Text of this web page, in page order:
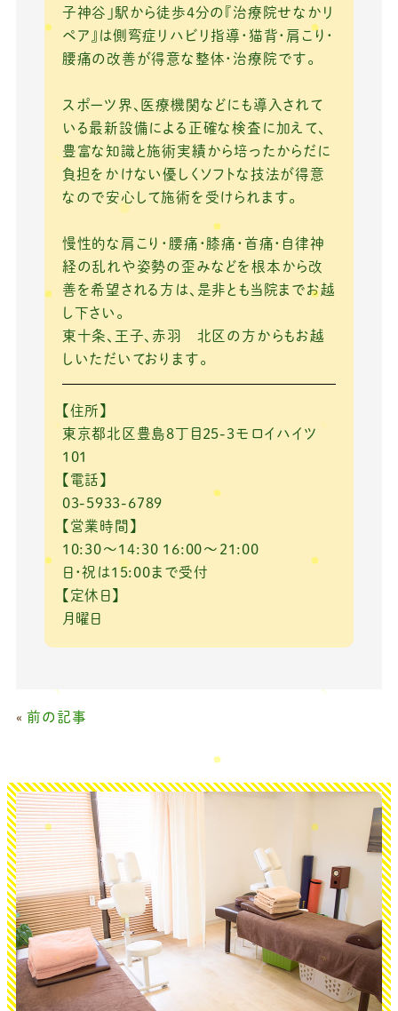
o
o
k
子神谷」駅から徒歩4分の『治療院せなかリ
ペア』は側弯症リハビリ指導・猫背・肩こり・
腰痛の改善が得意な整体・治療院です。
スポーツ界、医療機関などにも導入されて
いる最新設備による正確な検査に加えて、
豊富な知識と施術実績から培ったからだに
負担をかけない優しくソフトな技法が得意
なので安心して施術を受けられます。
慢性的な肩こり・腰痛・膝痛・首痛・自律神
経の乱れや姿勢の歪みなどを根本から改
善を希望される方は、是非とも当院までお越
し下さい。
東十条、王子、赤羽 北区の方からもお越
しいただいております。
【住所】
東京都北区豊島8丁目25-3モロイハイツ
101
【電話】
03-5933-6789
【営業時間】
10:30～14:30 16:00～21:00
日・祝は15:00まで受付
【定休日】
月曜日
« 前の記事